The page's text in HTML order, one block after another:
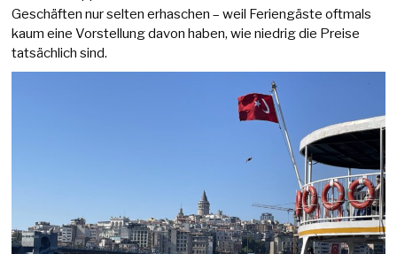
Geschäften nur selten erhaschen – weil Feriengäste oftmals
kaum eine Vorstellung davon haben, wie niedrig die Preise
tatsächlich sind.